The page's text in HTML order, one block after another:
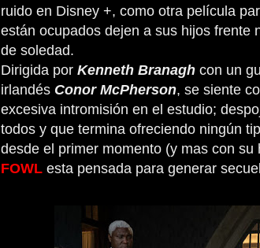
ruido en Disney +, como otra película
están ocupados dejen a sus hijos frente
de soledad.
Dirigida por Kenneth Branagh con un
irlandés Conor McPherson, se siente
excesiva intromisión en el estudio;
todos y que termina ofreciendo ningún
desde el primer momento (y mas con su
FOWL esta pensada para generar